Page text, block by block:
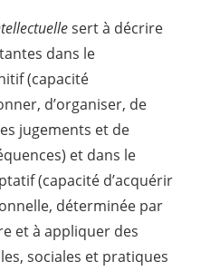
sert à décrire
dans le
(capacité
d’organiser, de
jugements et de
et dans le
(capacité d’acquérir
déterminée par
et à appliquer des
sociales et pratiques